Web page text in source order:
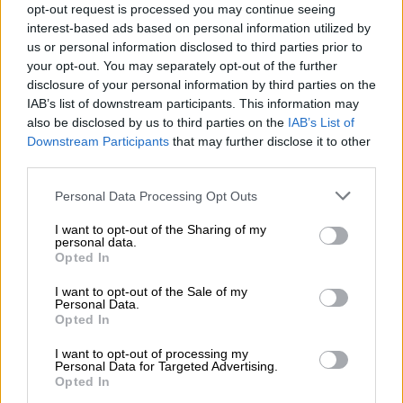
opt-out request is processed you may continue seeing
interest-based ads based on personal information utilized by
us or personal information disclosed to third parties prior to
your opt-out. You may separately opt-out of the further
disclosure of your personal information by third parties on the
IAB’s list of downstream participants. This information may
also be disclosed by us to third parties on the IAB’s List of
Downstream Participants that may further disclose it to other
Personal Data Processing Opt Outs
I want to opt-out of the Sharing of my
personal data.
Opted In
I want to opt-out of the Sale of my
Personal Data.
Opted In
I want to opt-out of processing my
Personal Data for Targeted Advertising.
Opted In
el ritmo de la ligera vida social y promoviendo
actividades que aún duran como las carreras de
caballos en la playa.
Montpensier fue el intrigante mayor de su época .
Financió el golpe de Prim en el 68 y su asesinato
después.
archivo de los Medina Sidonia , el más importante
de Europa en manos privadas, cuyos 6 millones de
por la por la fascinante duquesa Isabel Alvarez de
Toledo. Al frente de la Fundación está su viuda,
orden con escasos recursos. La duquesa murió
pobre.Los bienes de la Fundación valdrían más de